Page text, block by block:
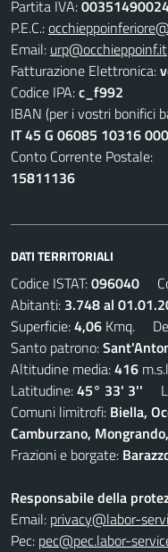
Partita IVA:
P.E.C.:
Email: urp@occhieppoinf.it
Fatturazione Elettronica:
Codice IPA:c_f992
IBAN (per i vostri bonifici
IT 45 G 06085 10316
Conto Corrente Postale:
15811136
DATI TERRITORIALI
Codice ISTAT:096040
Abitanti: 3.748 al
Superficie:4,06 Kmq.
Santo patrono:
Altitudine media:416
Latitudine:45° 33' 3''
Comuni limitrofi: Biella,
Camburzano,
Frazioni e borgate:
Responsabile della
Email: privacy@labor-
Pec: pec@pec.labor-